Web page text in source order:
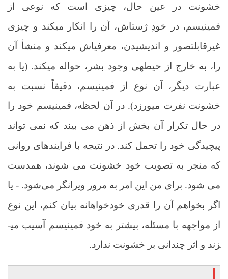
خشونت در عین حال، چیزی است که نوعی از
فمینیسم، در خودِ ژست­اش، آن را انکار می­کند و چیزی
غیرقابل­تصور و اندیشیدن، معرفی­اش می­کند و منشأ آن
را، به خارج از حیطه­ی وجود بشر، حواله می­کند. (یا به
عبارت دیگر، آن نوع از فمینیسم، دقیقاً نسبت به
خشونت نفرت می­ورزد). در آن لحظه، فمینیسم خود را
در حال تکرار آن بخش از ذهن می بیند که نمی تواند
پیچیدگی خود را تحمل کند. در نتیجه با فرایندهای روانی
که منجر به تصویب خود خشونت می شوند، همدست
می شود. برای من این امر به مرور ویرانگر می‌شود. - یا
اگر بخواهم آن را قدری خودخواهانه بیان کنم، این نوع
از مواجهه با مسئله، بیشتر به خود فمینیسم آسیب می­
زند و اثر چندانی بر خشونت ندارد.